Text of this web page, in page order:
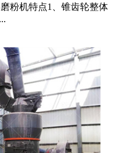
粉机特点1、锥齿轮整体